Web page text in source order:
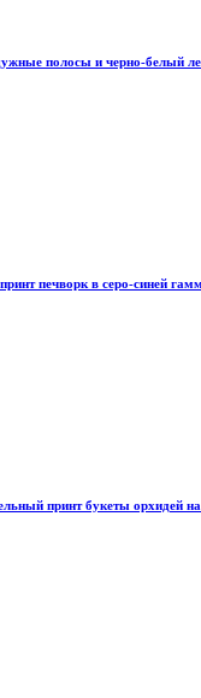
полосы и черно-белый
печворк в серо-синей
принт букеты орхидей